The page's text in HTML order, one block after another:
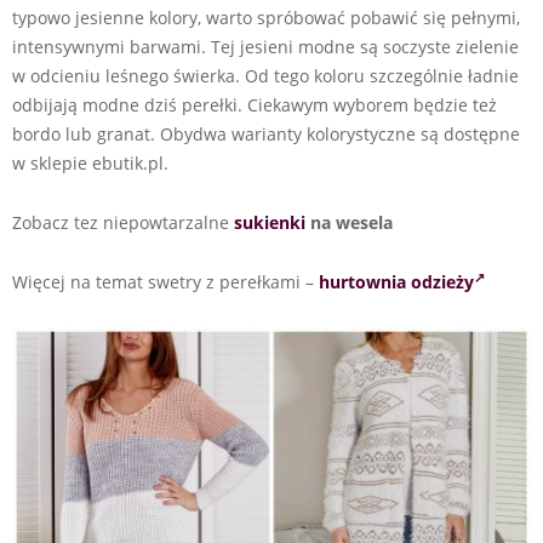
typowo jesienne kolory, warto spróbować pobawić się pełnymi,
intensywnymi barwami. Tej jesieni modne są soczyste zielenie
w odcieniu leśnego świerka. Od tego koloru szczególnie ładnie
odbijają modne dziś perełki. Ciekawym wyborem będzie też
bordo lub granat. Obydwa warianty kolorystyczne są dostępne
w sklepie ebutik.pl.
Zobacz tez niepowtarzalne sukienki na wesela
Więcej na temat swetry z perełkami – hurtownia odzieży